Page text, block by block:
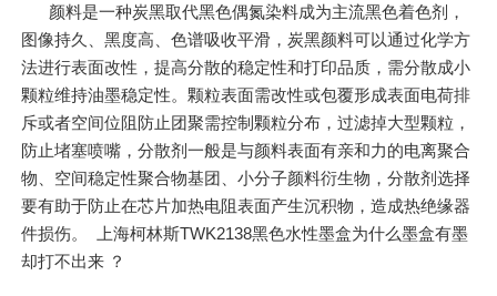
颜料是一种炭黑取代黑色偶氮染料成为主流黑色着色剂，
图像持久、黑度高、色谱吸收平滑，炭黑颜料可以通过化学方
法进行表面改性，提高分散的稳定性和打印品质，需分散成小
颗粒维持油墨稳定性。颗粒表面需改性或包覆形成表面电荷排
斥或者空间位阻防止团聚需控制颗粒分布，过滤掉大型颗粒，
防止堵塞喷嘴，分散剂一般是与颜料表面有亲和力的电离聚合
物、空间稳定性聚合物基团、小分子颜料衍生物，分散剂选择
要有助于防止在芯片加热电阻表面产生沉积物，造成热绝缘器
件损伤。 上海柯林斯TWK2138黑色水性墨盒为什么墨盒有墨
却打不出来 ？